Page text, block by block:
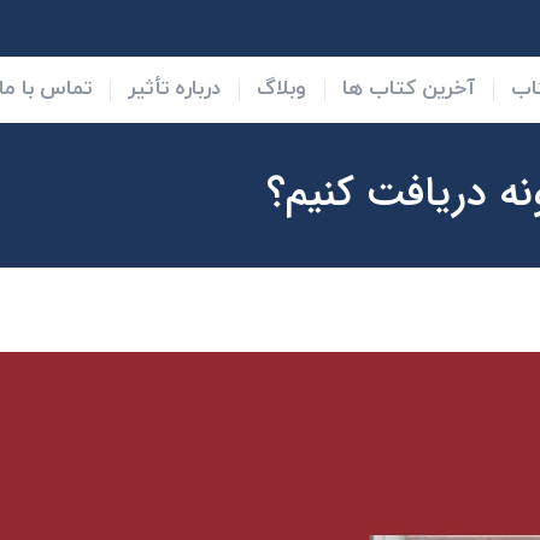
آخرین کتاب ها وبلاگ درباره تأثیر تماس با ما
دریافت کنیم؟